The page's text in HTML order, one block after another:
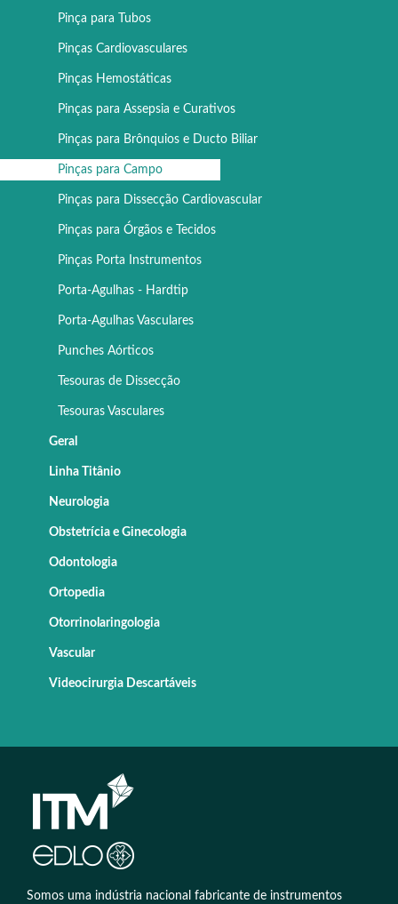
Pinça para Tubos
Pinças Cardiovasculares
Pinças Hemostáticas
Pinças para Assepsia e Curativos
Pinças para Brônquios e Ducto Biliar
Pinças para Campo
Pinças para Dissecção Cardiovascular
Pinças para Órgãos e Tecidos
Pinças Porta Instrumentos
Porta-Agulhas - Hardtip
Porta-Agulhas Vasculares
Punches Aórticos
Tesouras de Dissecção
Tesouras Vasculares
Geral
Linha Titânio
Neurologia
Obstetrícia e Ginecologia
Odontologia
Ortopedia
Otorrinolaringologia
Vascular
Videocirurgia Descartáveis
Somos uma indústria nacional fabricante de instrumentos